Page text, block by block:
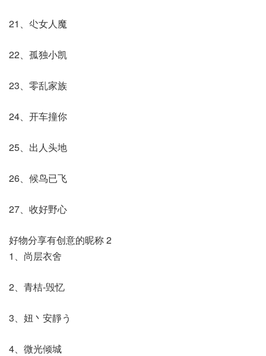
21、尐女人魔
22、孤独小凯
23、零乱家族
24、开车撞你
25、出人头地
26、候鸟已飞
27、收好野心
好物分享有创意的昵称 2
1、尚层衣舍
2、青桔-毁忆
3、妞丶安靜う
4、微光倾城